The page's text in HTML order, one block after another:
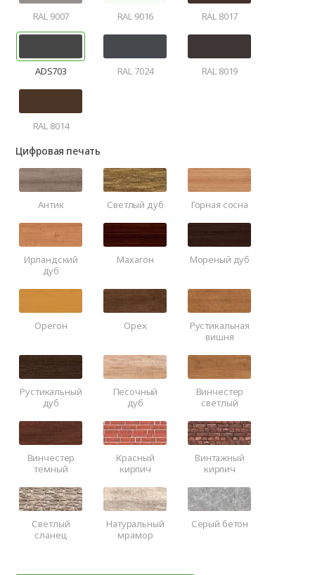
RAL 9007 RAL 9016 RAL 8017
ADS703 RAL 7024 RAL 8019
RAL 8014
Цифровая печать
Антик Светлый дуб Горная сосна
Ирландский
дуб
Махагон Мореный дуб
Орегон Орех
Рустикальная
вишня
Рустикальный
дуб
Песочный
дуб
Винчестер
светлый
Винчестер
темный
Красный
кирпич
Винтажный
кирпич
Светлый
сланец
Натуральный
мрамор
Серый бетон